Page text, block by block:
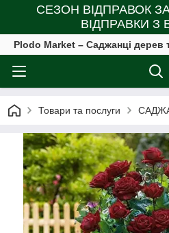
СЕЗОН ВІДПРАВОК
ВІДПРАВКИ З
Plodo Market – Саджанці дерев
Товари та послуги